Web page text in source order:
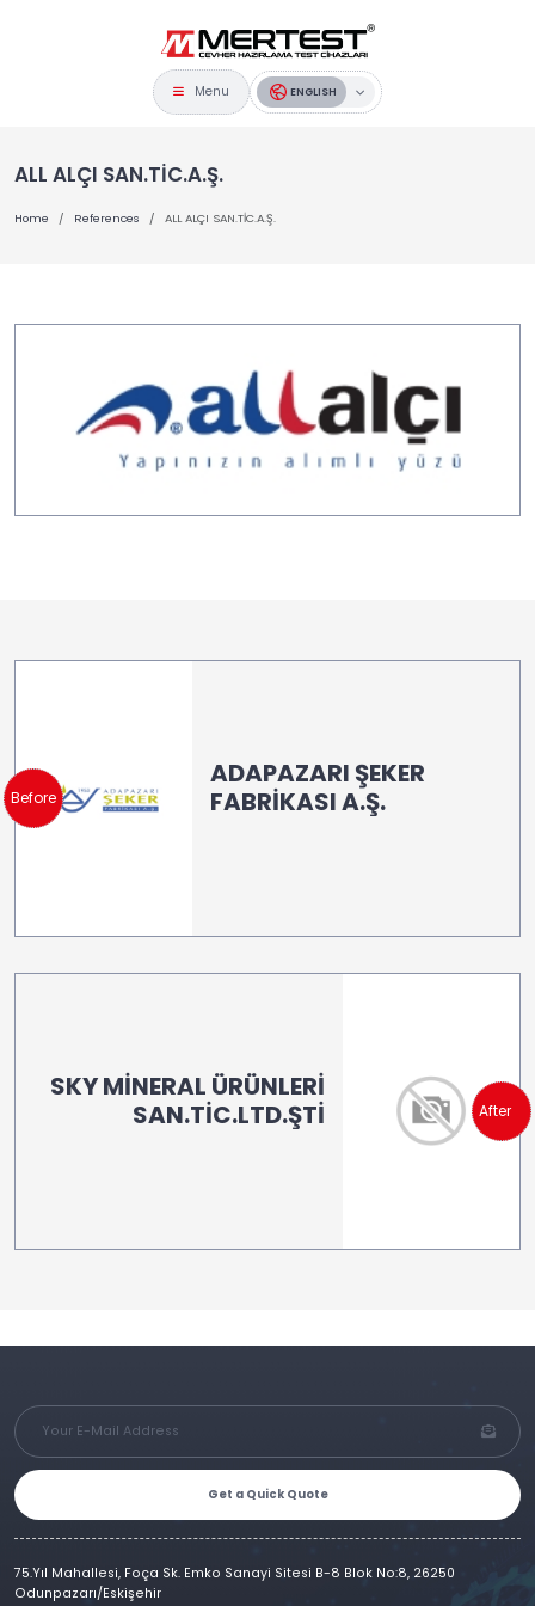
Menu ENGLISH
ALL ALÇI SAN.TİC.A.Ş.
Home References ALL ALÇI SAN.TİC.A.Ş.
Before
ADAPAZARI ŞEKER
FABRİKASI A.Ş.
SKY MİNERAL ÜRÜNLERİ
SAN.TİC.LTD.ŞTİ
After
Get a Quick Quote
75.Yıl Mahallesi, Foça Sk. Emko Sanayi Sitesi B-8 Blok No:8, 26250
Odunpazarı/Eskişehir